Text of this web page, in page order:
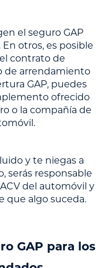
el seguro GAP
otros, es posible
contrato de
de arrendamiento
GAP, puedes
ofrecido
o la compañía de
y te niegas a
serás responsable
del automóvil y
que algo suceda.
GAP para los